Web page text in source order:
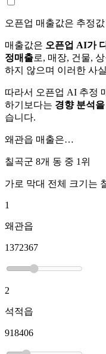
오픈업 매출값은 추정
매출값은 오픈업 AI가
정매출로, 매장, 건물,
하지 않으며 이러한 사
따라서 오픈업 AI 추정
하기보다는 경향 분석
습니다.
왜관읍 매출은…
칠곡군 8개 동 중 1위
가로 막대 전체 크기는
1
왜관읍
1372367
2
석적읍
918406